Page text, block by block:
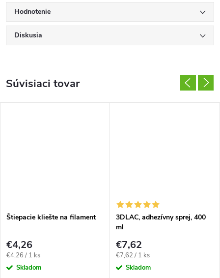
Hodnotenie
Diskusia
Súvisiaci tovar
Štiepacie kliešte na filament
€4,26
Jednotková
cena:
€4,26 / 1 ks
Skladom
3DLAC, adhezívny sprej, 400
ml
€7,62
Jednotková
cena:
€7,62 / 1 ks
Skladom